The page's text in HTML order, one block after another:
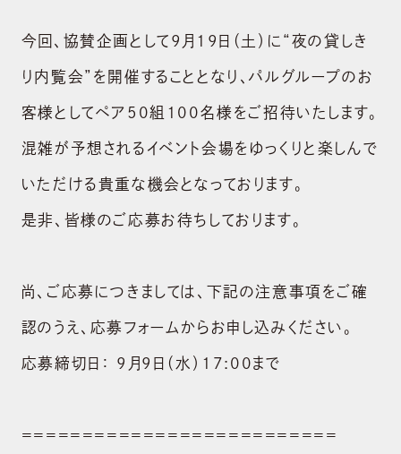
今回、協賛企画として9月19日（土）に“夜の貸しき
り内覧会”を開催することとなり、パルグループのお
客様としてペア50組100名様をご招待いたします。
混雑が予想されるイベント会場をゆっくりと楽しんで
いただける貴重な機会となっております。
是非、皆様のご応募お待ちしております。
尚、ご応募につきましては、下記の注意事項をご確
認のうえ、応募フォームからお申し込みください。
応募締切日： 9月9日（水）17:00まで
==========================